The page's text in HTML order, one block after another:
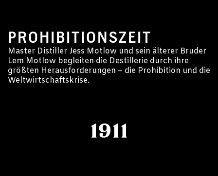
PROHIBITIONSZEIT
Master Distiller Jess Motlow und sein älterer Bruder
Lem Motlow begleiten die Destillerie durch ihre
größten Herausforderungen – die Prohibition und die
Weltwirtschaftskrise.
1911